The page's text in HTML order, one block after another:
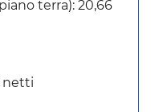
terra): 20,66
netti